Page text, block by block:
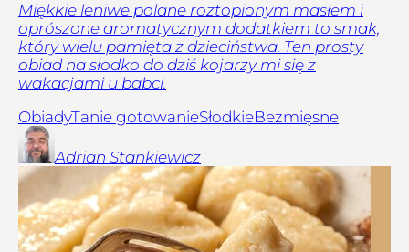
Miękkie leniwe polane roztopionym masłem i
oprószone aromatycznym dodatkiem to smak,
który wielu pamięta z dzieciństwa. Ten prosty
obiad na słodko do dziś kojarzy mi się z
wakacjami u babci.
ObiadyTanie gotowanieSłodkieBezmięsne
Adrian Stankiewicz